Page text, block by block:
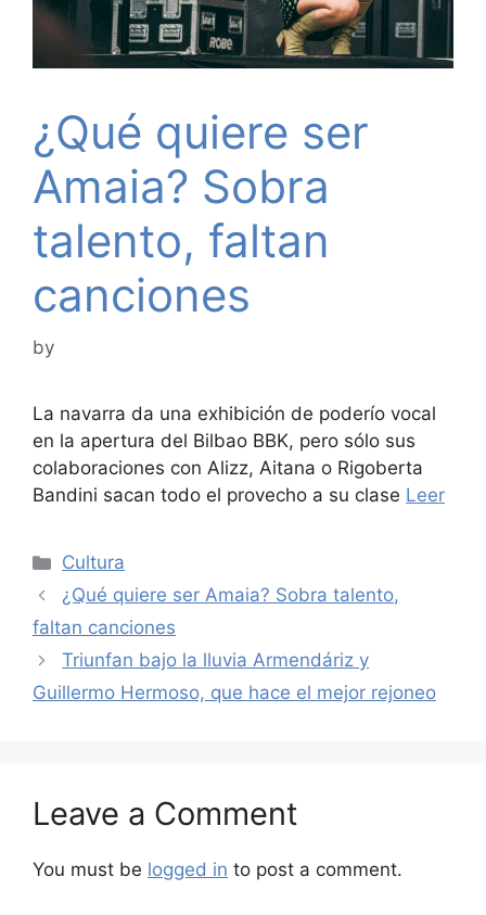
¿Qué quiere ser
Amaia? Sobra
talento, faltan
canciones
by
La navarra da una exhibición de poderío vocal
en la apertura del Bilbao BBK, pero sólo sus
colaboraciones con Alizz, Aitana o Rigoberta
Bandini sacan todo el provecho a su clase Leer
Categories
Cultura
¿Qué quiere ser Amaia? Sobra talento,
faltan canciones
Triunfan bajo la lluvia Armendáriz y
Guillermo Hermoso, que hace el mejor rejoneo
Leave a Comment
You must be logged in to post a comment.